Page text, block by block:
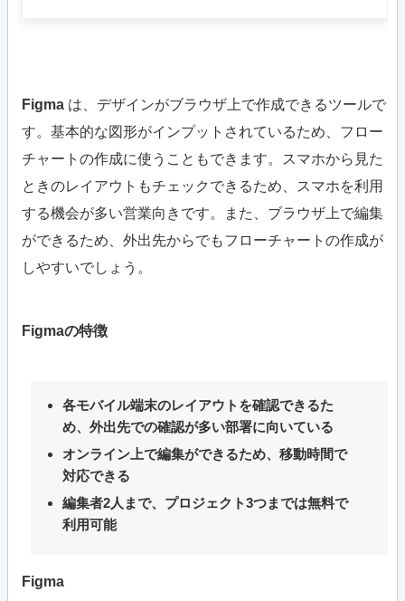
Figma は、デザインがブラウザ上で作成できるツールで
す。基本的な図形がインプットされているため、フロー
チャートの作成に使うこともできます。スマホから見た
ときのレイアウトもチェックできるため、スマホを利用
する機会が多い営業向きです。また、ブラウザ上で編集
ができるため、外出先からでもフローチャートの作成が
しやすいでしょう。
Figmaの特徴
各モバイル端末のレイアウトを確認できるた
め、外出先での確認が多い部署に向いている
オンライン上で編集ができるため、移動時間で
対応できる
編集者2人まで、プロジェクト3つまでは無料で
利用可能
Figma